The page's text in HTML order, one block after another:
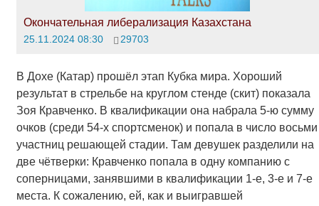
Окончательная либерализация Казахстана
25.11.2024 08:30 29703
В Дохе (Катар) прошёл этап Кубка мира. Хороший
результат в стрельбе на круглом стенде (скит) показала
Зоя Кравченко. В квалификации она набрала 5-ю сумму
очков (среди 54-х спортсменок) и попала в число восьми
участниц решающей стадии. Там девушек разделили на
две чётверки: Кравченко попала в одну компанию с
соперницами, занявшими в квалификации 1-е, 3-е и 7-е
места. К сожалению, ей, как и выигравшей